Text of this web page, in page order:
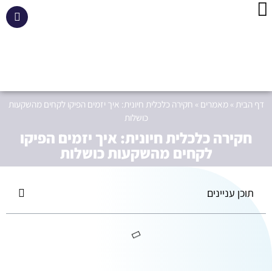
דף הבית » מאמרים » חקירה כלכלית חיונית: איך יזמים הפיקו לקחים מהשקעות
כושלות
חקירה כלכלית חיונית: איך יזמים הפיקו
לקחים מהשקעות כושלות
תוכן עניינים